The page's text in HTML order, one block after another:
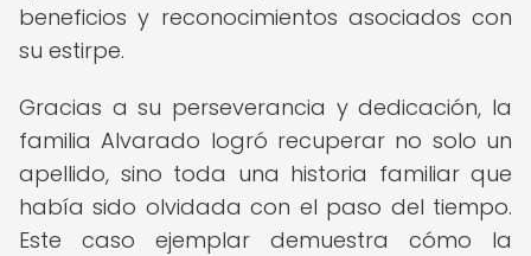
beneficios y reconocimientos asociados con
su estirpe.
Gracias a su perseverancia y dedicación, la
familia Alvarado logró recuperar no solo un
apellido, sino toda una historia familiar que
había sido olvidada con el paso del tiempo.
Este caso ejemplar demuestra cómo la